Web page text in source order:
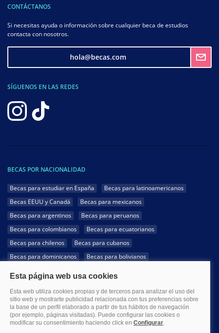
CONTÁCTANOS
Si necesitas ayuda o información sobre cualquier beca de estudios
contacta con nosotros.
hola@becas.com
SÍGUENOS EN LAS REDES
BECAS POR NACIONALIDAD
Becas para estudiar en España
Becas para latinoamericanos
Becas EEUU y Canadá
Becas para mexicanos
Becas para argentinos
Becas para peruanos
Becas para colombianos
Becas para ecuatorianos
Becas para chilenos
Becas para cubanos
Becas para dominicanos
Becas para bolivianos
Becas para hondureños
Becas para paraguayos
Becas para uruguayos
Becas para salvadoreños